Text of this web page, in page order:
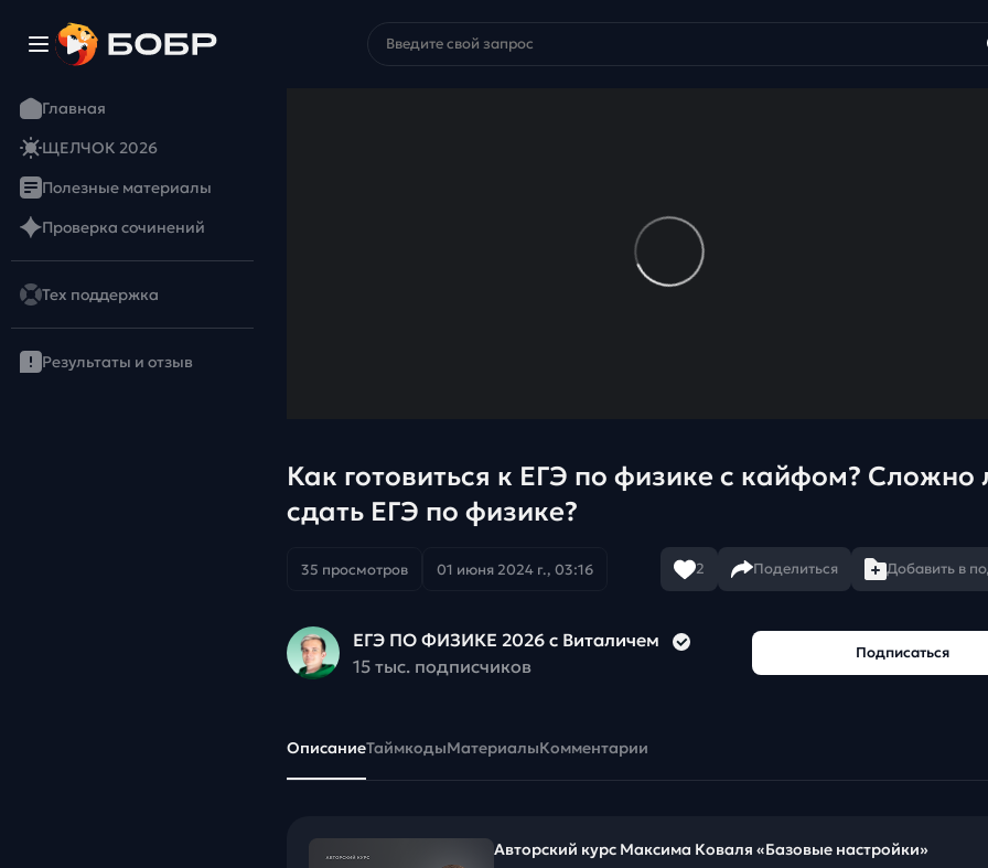
Главная
ЩЕЛЧОК 2026
Полезные материалы
Проверка сочинений
Тех поддержка
Результаты и отзыв
Как готовиться к ЕГЭ по физике с кайфом? Сложно
сдать ЕГЭ по физике?
35 просмотров 01 июня 2024 г., 03:16 2 Поделиться Добавить в
ЕГЭ ПО ФИЗИКЕ 2026 с Виталичем
15 тыс. подписчиков
Подписаться
ОписаниеТаймкодыМатериалыКомментарии
Авторский курс Максима Коваля «Базовые настройки»